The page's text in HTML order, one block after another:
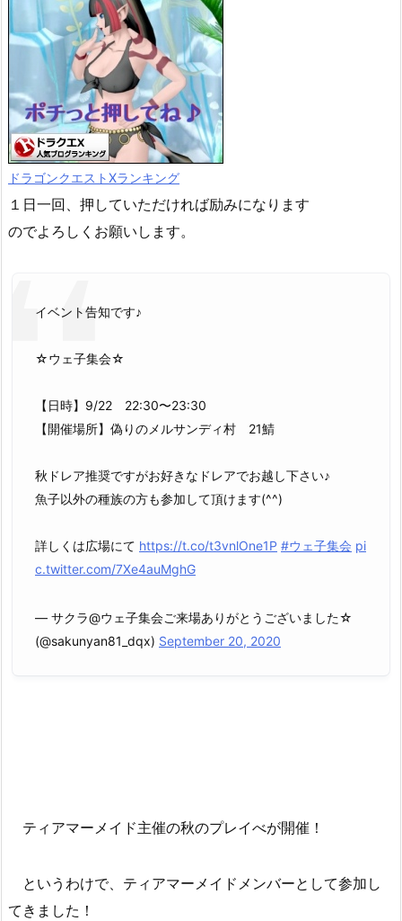
ドラゴンクエストXランキング
１日一回、押していただければ励みになります
のでよろしくお願いします。
イベント告知です♪
☆ウェ子集会☆
【日時】9/22 22:30〜23:30
【開催場所】偽りのメルサンディ村 21鯖
秋ドレア推奨ですがお好きなドレアでお越し下さい♪
魚子以外の種族の方も参加して頂けます(^^)
詳しくは広場にて https://t.co/t3vnlOne1P #ウェ子集会 pi
c.twitter.com/7Xe4auMghG
— サクラ@ウェ子集会ご来場ありがとうございました☆
(@sakunyan81_dqx) September 20, 2020
ティアマーメイド主催の秋のプレイべが開催！
というわけで、ティアマーメイドメンバーとして参加し
てきました！